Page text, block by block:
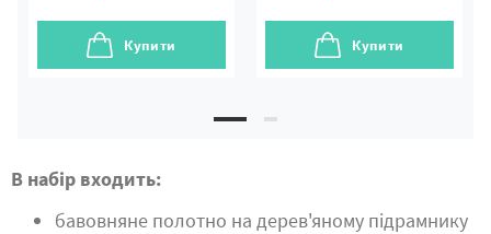
Купити Купити
В набір входить:
бавовняне полотно на дерев'яному підрамнику